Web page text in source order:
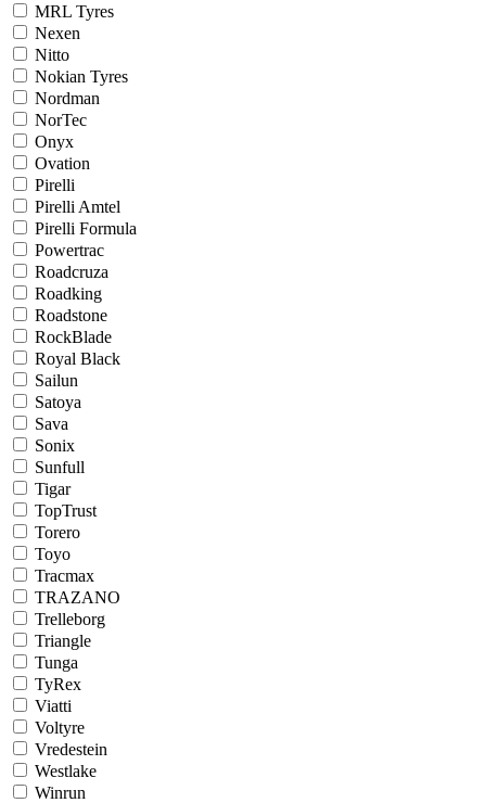
MRL Tyres
Nexen
Nitto
Nokian Tyres
Nordman
NorTec
Onyx
Ovation
Pirelli
Pirelli Amtel
Pirelli Formula
Powertrac
Roadcruza
Roadking
Roadstone
RockBlade
Royal Black
Sailun
Satoya
Sava
Sonix
Sunfull
Tigar
TopTrust
Torero
Toyo
Tracmax
TRAZANO
Trelleborg
Triangle
Tunga
TyRex
Viatti
Voltyre
Vredestein
Westlake
Winrun